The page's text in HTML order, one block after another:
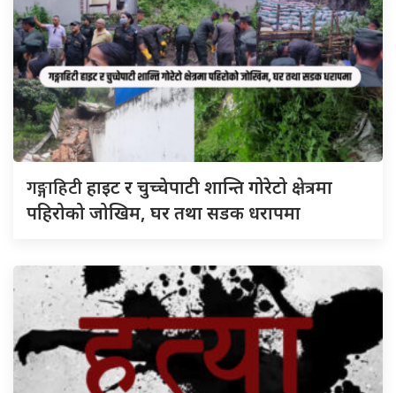
गङ्गाहिटीहाइट र चुच्चेपाटी शान्ति गोरेटो क्षेत्रमा
पहिरोको जोखिम, घर तथा सडक धरापमा